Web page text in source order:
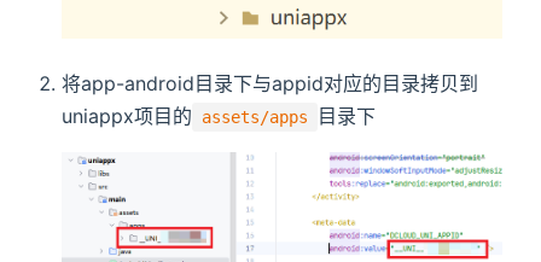
将app-android目录下与appid对应的目录拷贝到
uniappx项目的
assets/apps 目录下